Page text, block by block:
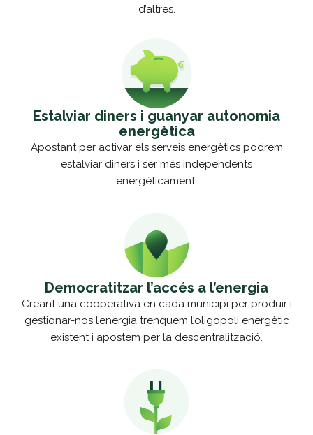
d’altres.
Estalviar diners i guanyar autonomia
energètica
Apostant per activar els serveis energètics podrem
estalviar diners i ser més independents
energèticament.
Democratitzar l’accés a l’energia
Creant una cooperativa en cada municipi per produir i
gestionar-nos l’energia trenquem l’oligopoli energètic
existent i apostem per la descentralització.